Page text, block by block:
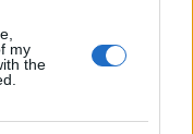
my
the